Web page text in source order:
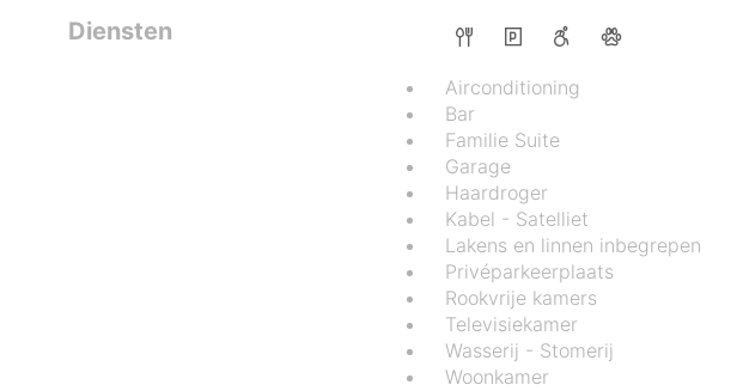
Diensten
Airconditioning
Bar
Familie Suite
Garage
Haardroger
Kabel - Satelliet
Lakens en linnen inbegrepen
Privéparkeerplaats
Rookvrije kamers
Televisiekamer
Wasserij - Stomerij
Woonkamer